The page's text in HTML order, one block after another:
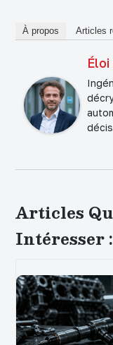
À propos Articles
Articles
Intéresser :